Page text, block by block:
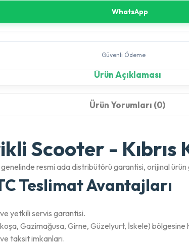
WhatsApp
Güvenli Ödeme
Ürün Açıklaması
Ürün Yorumları (0)
Scooter -
genelinde resmi ada distribütörü garantisi, orijinal
Teslimat Avantajları
yetkili servis garantisi.
Gazimağusa, Girne, Güzelyurt, İskele) bölgesine
taksit imkanları.